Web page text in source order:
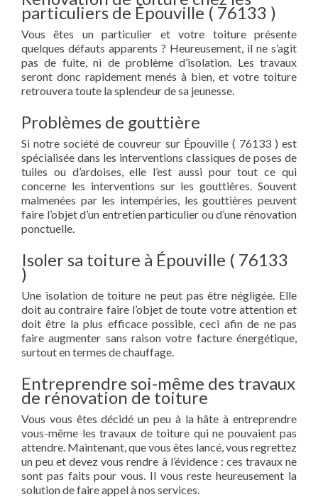
particuliers de Épouville ( 76133 )
Vous êtes un particulier et votre toiture présente
quelques défauts apparents ? Heureusement, il ne s’agit
pas de fuite, ni de problème d’isolation. Les travaux
seront donc rapidement menés à bien, et votre toiture
retrouvera toute la splendeur de sa jeunesse.
Problèmes de gouttière
Si notre société de couvreur sur Épouville ( 76133 ) est
spécialisée dans les interventions classiques de poses de
tuiles ou d’ardoises, elle l’est aussi pour tout ce qui
concerne les interventions sur les gouttières. Souvent
malmenées par les intempéries, les gouttières peuvent
faire l’objet d’un entretien particulier ou d’une rénovation
ponctuelle.
Isoler sa toiture à Épouville ( 76133
)
Une isolation de toiture ne peut pas être négligée. Elle
doit au contraire faire l’objet de toute votre attention et
doit être la plus efficace possible, ceci afin de ne pas
faire augmenter sans raison votre facture énergétique,
surtout en termes de chauffage.
Entreprendre soi-même des travaux
de rénovation de toiture
Vous vous êtes décidé un peu à la hâte à entreprendre
vous-même les travaux de toiture qui ne pouvaient pas
attendre. Maintenant, que vous êtes lancé, vous regrettez
un peu et devez vous rendre à l’évidence : ces travaux ne
sont pas faits pour vous. Il vous reste heureusement la
solution de faire appel à nos services.